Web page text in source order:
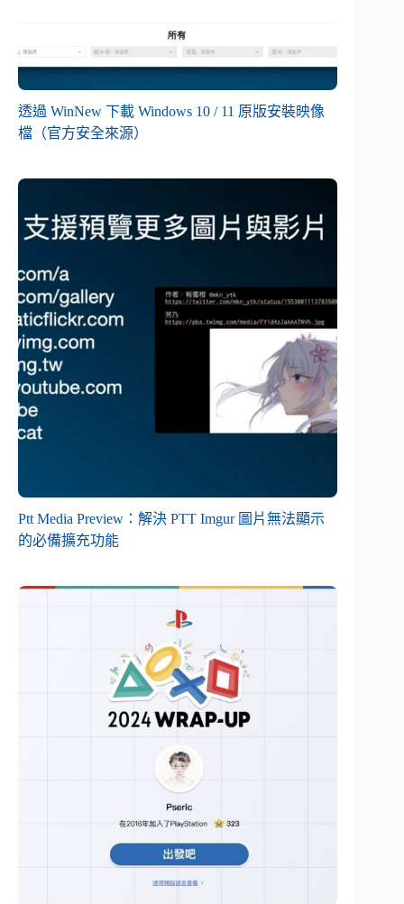
透過 WinNew 下載 Windows 10 / 11 原版安裝映像
檔（官方安全來源）
Ptt Media Preview：解決 PTT Imgur 圖片無法顯示
的必備擴充功能